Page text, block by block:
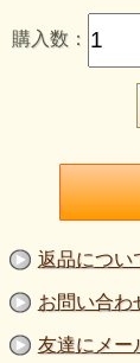
この生地のお
・グレイを中
ねたビッグチ
・起毛によっ
た陰影があり
・毛80％を含
ニック、衣装
・生地幅は約
・色違いを含
【商品名】エ
イ・濃紺・グ
【価 格】
【素 材】毛
【生地幅】約
【販売単位】
購入数：
返品につい
お問い合わ
友達にメー